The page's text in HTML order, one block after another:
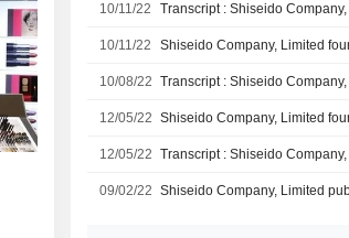
10/11/22 Transcript : Shiseido
10/11/22
10/08/22 Transcript : Shiseido
12/05/22
12/05/22 Transcript : Shiseido
09/02/22